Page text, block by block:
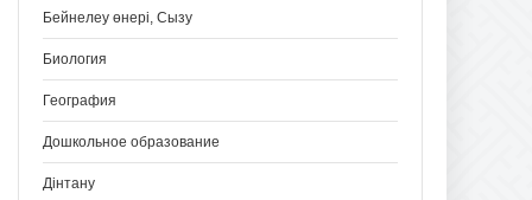
Бейнелеу өнері, Сызу
Биология
География
Дошкольное образование
Дінтану